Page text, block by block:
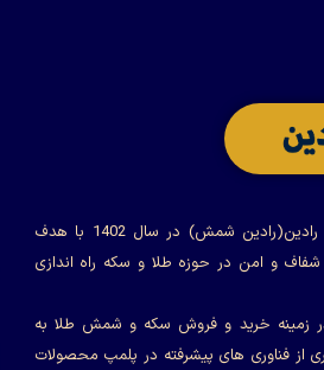
زرناب تجارت رادین(رادین شمش) در سال 1402 با هدف
شفاف و امن در حوزه طلا و سکه راه اندازی
زمینه خرید و فروش سکه و شمش طلا به
از فناوری های پیشرفته در پلمپ محصولات